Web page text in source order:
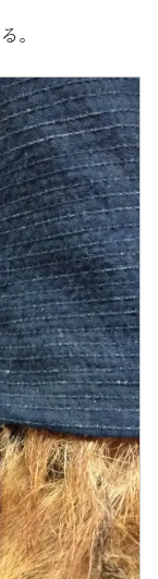
。